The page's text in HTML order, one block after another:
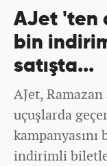
AJet 'ten
bin
satışta...
AJet,
uçuşlarda
kampanyasını
indirimli